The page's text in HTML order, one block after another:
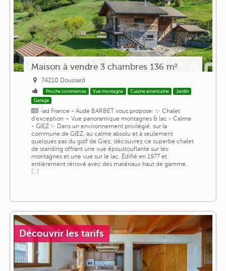
Maison à vendre 3 chambres 136 m²
74210 Doussard
Proche commerces Vue montagne Cuisine américaine
Jardin
Garage
iad France - Aude BARBET vous propose: ✨ Chalet
d'exception – Vue panoramique montagnes & lac - Calme
- GIEZ ✨ Dans un environnement privilégié, sur la
commune de GIEZ, au calme absolu et à seulement
quelques pas du golf de Giez, découvrez ce superbe chalet
de standing offrant une vue époustouflante sur les
montagnes et une vue sur le lac. Édifié en 1977 et
entièrement rénové avec des matériaux haut de gamme,
[...]
Découvrir les tarifs